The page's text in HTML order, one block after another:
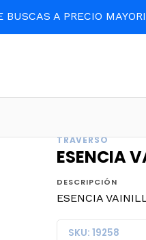
BUSCAS A PRECIO
TRAVERSO
ESENCIA
DESCRIPCIÓN
ESENCIA
SKU: 19258